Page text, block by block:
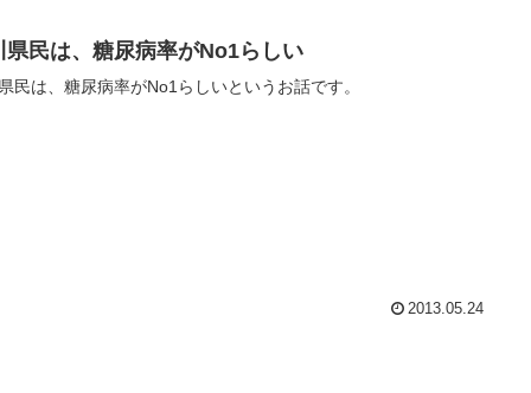
県民は、糖尿病率がNo1らしい
民は、糖尿病率がNo1らしいというお話です。
2013.05.24